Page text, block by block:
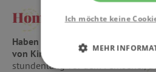
Home-Puppentheater
Haben Sie auch das Gefühl, dass
von Kindern nicht genug redet?
stundenlang vor dem Fernseher,
Ich möchte keine
MEHR